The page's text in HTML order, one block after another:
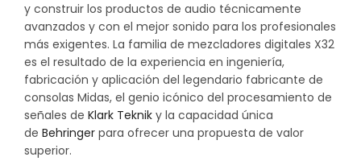
y construir los productos de audio técnicamente
avanzados y con el mejor sonido para los profesionales
más exigentes. La familia de mezcladores digitales X32
es el resultado de la experiencia en ingeniería,
fabricación y aplicación del legendario fabricante de
consolas Midas, el genio icónico del procesamiento de
señales de Klark Teknik y la capacidad única
de Behringer para ofrecer una propuesta de valor
superior.